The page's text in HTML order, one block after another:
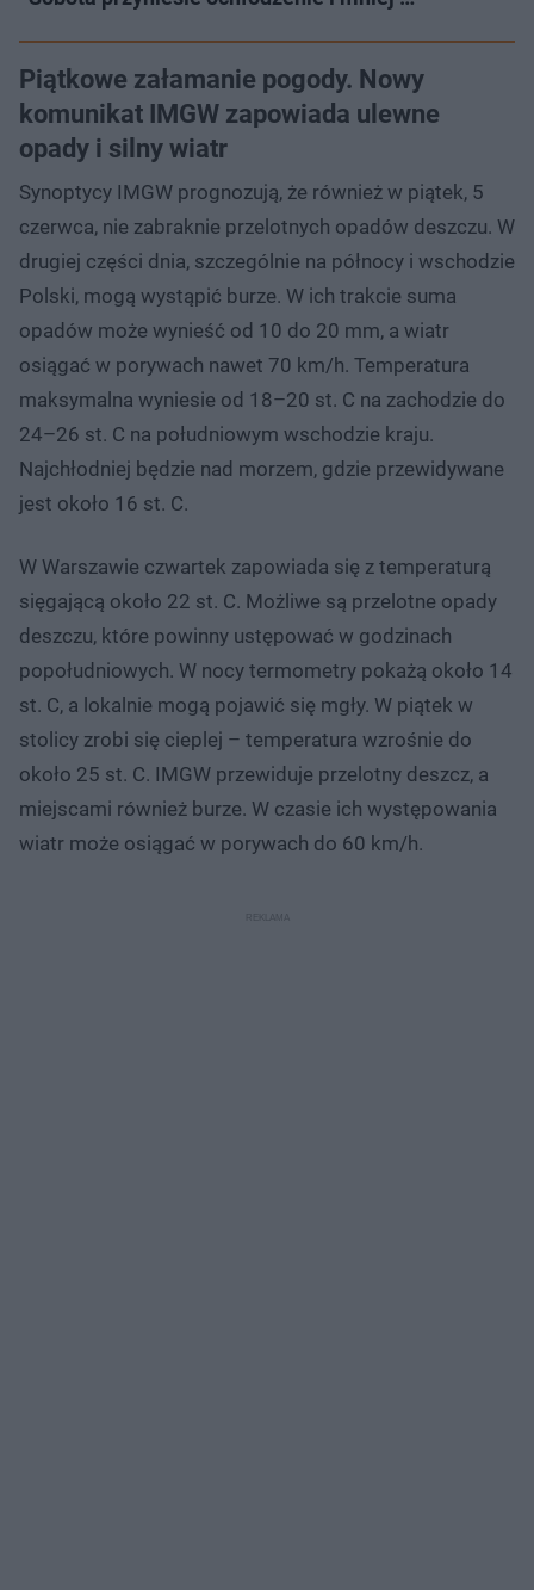
Piątkowe załamanie pogody. Nowy
komunikat IMGW zapowiada ulewne
opady i silny wiatr
Synoptycy IMGW prognozują, że również w piątek, 5
czerwca, nie zabraknie przelotnych opadów deszczu. W
drugiej części dnia, szczególnie na północy i wschodzie
Polski, mogą wystąpić burze. W ich trakcie suma
opadów może wynieść od 10 do 20 mm, a wiatr
osiągać w porywach nawet 70 km/h. Temperatura
maksymalna wyniesie od 18–20 st. C na zachodzie do
24–26 st. C na południowym wschodzie kraju.
Najchłodniej będzie nad morzem, gdzie przewidywane
jest około 16 st. C.
W Warszawie czwartek zapowiada się z temperaturą
sięgającą około 22 st. C. Możliwe są przelotne opady
deszczu, które powinny ustępować w godzinach
popołudniowych. W nocy termometry pokażą około 14
st. C, a lokalnie mogą pojawić się mgły. W piątek w
stolicy zrobi się cieplej – temperatura wzrośnie do
około 25 st. C. IMGW przewiduje przelotny deszcz, a
miejscami również burze. W czasie ich występowania
wiatr może osiągać w porywach do 60 km/h.